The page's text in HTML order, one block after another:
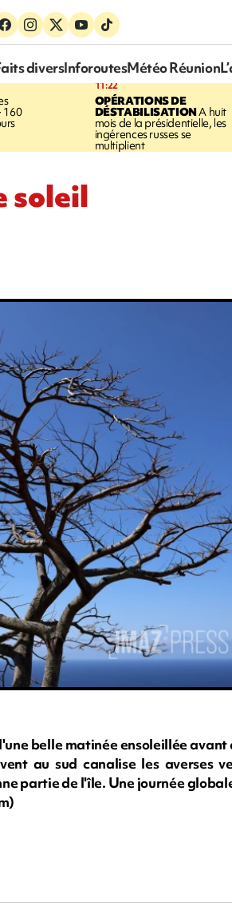
diversInforoutesMétéo Réunion
160
11:22
OPÉRATIONS DE
DÉSTABILISATIONA huit
mois de la présidentielle, les
ingérences russes se
multiplient
soleil
belle matinée ensoleillée avant
au sud canalise les averses
partie de l'île. Une journée